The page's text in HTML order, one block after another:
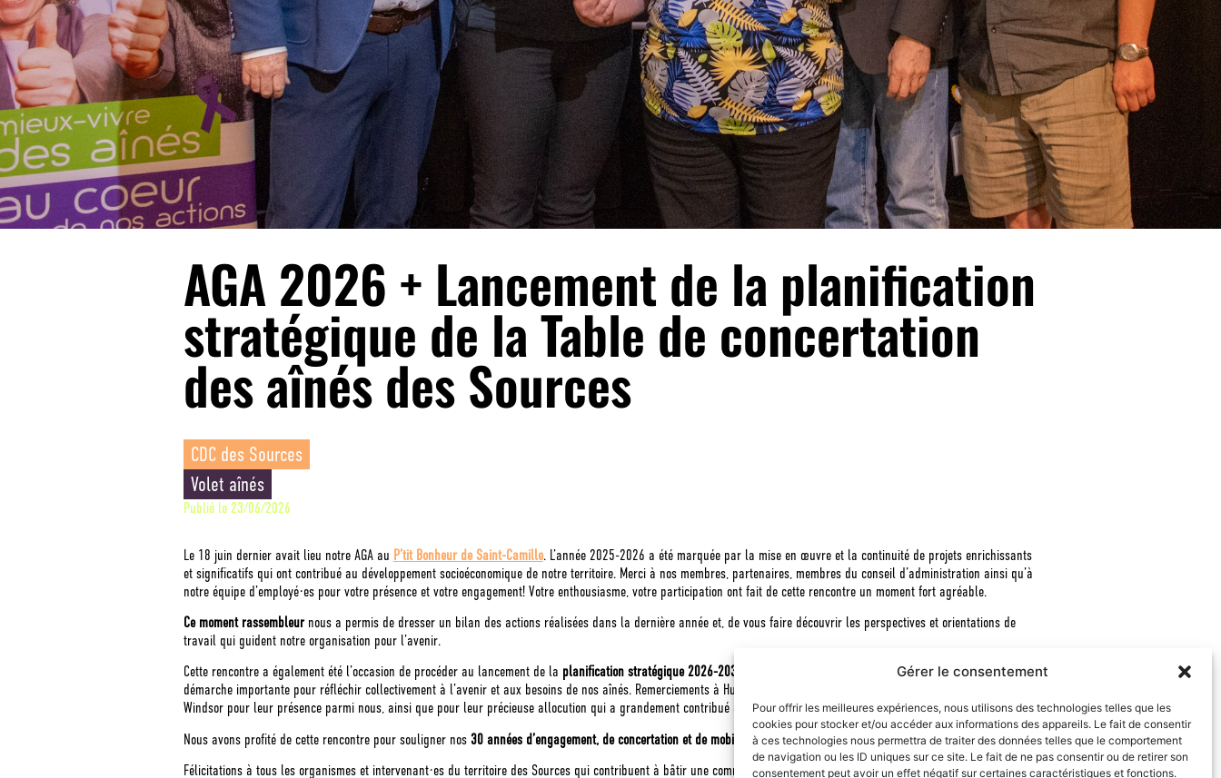
Gérer le consentement
Pour offrir les meilleures expériences, nous utilisons des technologies telles que les
cookies pour stocker et/ou accéder aux informations des appareils. Le fait de consentir
à ces technologies nous permettra de traiter des données telles que le comportement
de navigation ou les ID uniques sur ce site. Le fait de ne pas consentir ou de retirer son
consentement peut avoir un effet négatif sur certaines caractéristiques et fonctions.
AGA 2026 + Lancement de la planification
stratégique de la Table de concertation
des aînés des Sources
CDC des Sources
Volet aînés
Publié le 23/06/2026
Le 18 juin dernier avait lieu notre AGA au P’tit Bonheur de Saint-Camille. L’année 2025-2026 a été marquée par la mise en œuvre et la continuité de projets enrichissants
et significatifs qui ont contribué au développement socioéconomique de notre territoire. Merci à nos membres, partenaires, membres du conseil d’administration ainsi qu’à
notre équipe d’employé·es pour votre présence et votre engagement! Votre enthousiasme, votre participation ont fait de cette rencontre un moment fort agréable.
Ce moment rassembleurnous a permis de dresser un bilan des actions réalisées dans la dernière année et, de vous faire découvrir les perspectives et orientations de
travail qui guident notre organisation pour l’avenir.
Cette rencontre a également été l’occasion de procéder au lancement de la planification stratégique 2026-2031 Table de concertation des aînés des Sources, une
démarche importante pour réfléchir collectivement à l’avenir et aux besoins de nos aînés. Remerciements à Hugues Grimard, André Bachand, Pauline Dumoulin et Michel
Windsor pour leur présence parmi nous, ainsi que pour leur précieuse allocution qui a grandement contribué à la réussite du lancement.
Nous avons profité de cette rencontre pour souligner nos 30 années d’engagement, de concertation et de mobilisation au service de notre communauté.
Félicitations à tous les organismes et intervenant·es du territoire des Sources qui contribuent à bâtir une communauté plus humaine, accueillante et solidaire. Vous avez